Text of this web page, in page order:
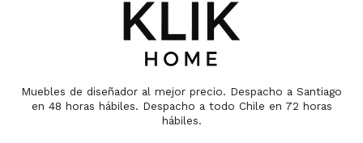
Muebles de diseñador al mejor precio. Despacho a Santiago
en 48 horas hábiles. Despacho a todo Chile en 72 horas
hábiles.